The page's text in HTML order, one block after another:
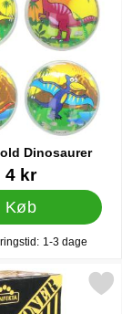
Dinosaurer
4 kr
Køb
På lager
1-3 dage
salte